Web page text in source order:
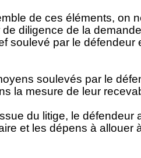
de ces éléments, on
diligence de la
soulevé par le défendeur
soulevés par le
la mesure de leur
du litige, le défendeur
et les dépens à allouer